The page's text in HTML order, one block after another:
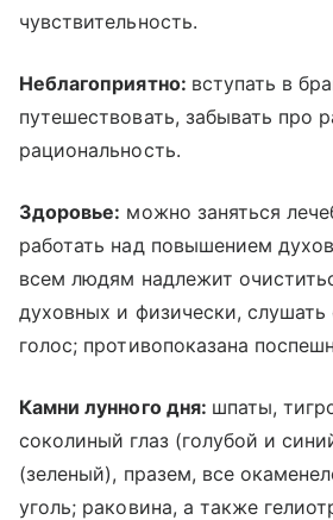
чувствительность.
Неблагоприятно: вступать в
путешествовать, забывать про
рациональность.
Здоровье: можно заняться
работать над повышением
всем людям надлежит
духовных и физически, слушать
голос; противопоказана
Камни лунного дня: шпаты,
соколиный глаз (голубой и
(зеленый), празем, все
уголь; раковина, а также